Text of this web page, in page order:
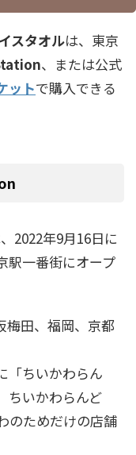
スタオルは、東京
、または公式
ットで購入できる
2022年9月16日に
駅一番街にオープ
梅田、福岡、京都
「ちいかわらん
ちいかわらんど
のためだけの店舗